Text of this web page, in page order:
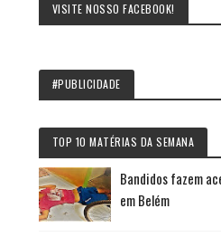
VISITE NOSSO FACEBOOK!
#PUBLICIDADE
TOP 10 MATÉRIAS DA SEMANA
Bandidos fazem
em Belém